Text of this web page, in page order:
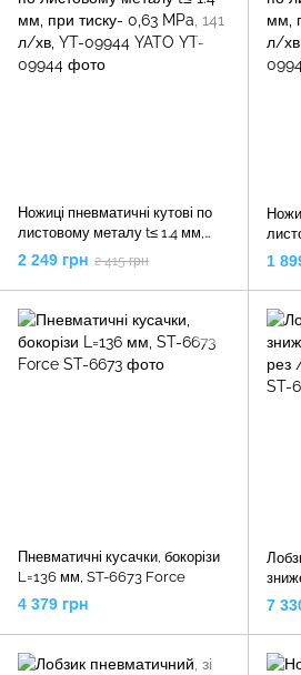
Ножиці пневматичні кутові по
листовому металу t≤ 1.4 мм,
при тиску- 0,63 MPa, 141 л/хв,
YT-09944 YATO
2 249 грн 2 415 грн 1
Пневматичні кусачки, бокорізи
L=136 мм, ST-6673 Force
4 379 грн
/ хв,
7